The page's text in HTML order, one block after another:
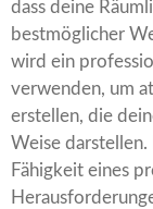
dass deine
bestmöglicher
wird ein
verwenden, um
erstellen, die
Weise
Fähigkeit eines